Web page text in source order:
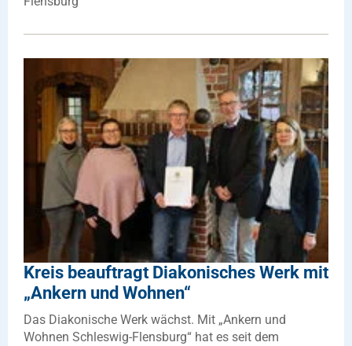
Kreis beauftragt Diakonisches Werk mit
„Ankern und Wohnen“
Das Diakonische Werk wächst. Mit „Ankern und
Wohnen Schleswig-Flensburg“ hat es seit dem